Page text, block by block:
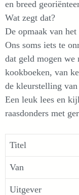
en breed
Wat zegt dat?
De opmaak van
Ons soms iets te
dat geld mogen
kookboeken, van
de kleurstelling van
Een leuk lees en
raasdonders met
Titel
Van
Uitgever